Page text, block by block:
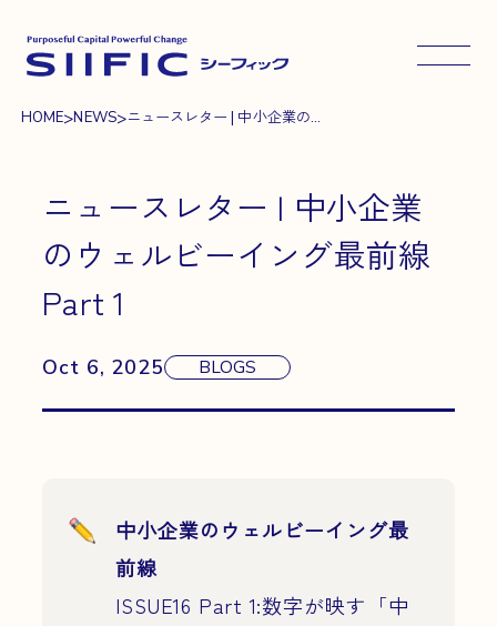
メニュ
HOME>NEWS>ニュースレター | 中小企業の...
ニュースレター | 中小企業
のウェルビーイング最前線
Part 1
Oct 6, 2025 BLOGS
中小企業のウェルビーイング最
前線
ISSUE16 Part 1:数字が映す「中